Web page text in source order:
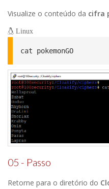
Visualize o conteúdo da cifra
Linux
cat pokemonGO
05 - Passo
Retorne para o diretório do